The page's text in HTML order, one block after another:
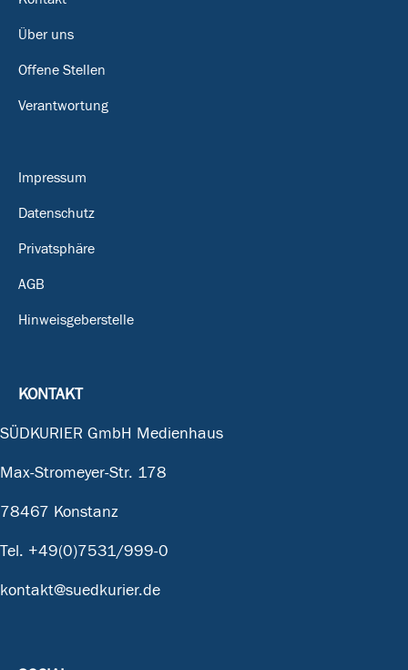
Über uns
Offene Stellen
Verantwortung
Impressum
Datenschutz
Privatsphäre
AGB
Hinweisgeberstelle
KONTAKT
SÜDKURIER GmbH Medienhaus
Max-Stromeyer-Str. 178
78467 Konstanz
Tel. +49(0)7531/999-0
kontakt@suedkurier.de